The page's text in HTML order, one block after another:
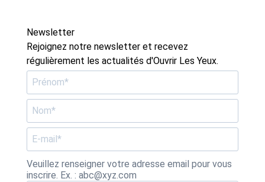
Newsletter
Rejoignez notre newsletter et recevez
régulièrement les actualités d'Ouvrir Les Yeux.
Veuillez renseigner votre adresse email pour vous
inscrire. Ex. : abc@xyz.com